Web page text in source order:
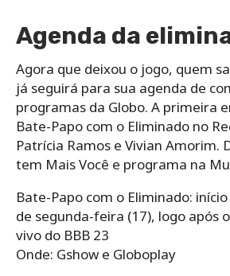
Agenda da
Agora que deixou o jogo, quem
já seguirá para sua agenda de
programas da Globo. A primeira
Bate-Papo com o Eliminado no
Patrícia Ramos e Vivian Amorim.
tem Mais Você e programa na
Bate-Papo com o Eliminado:
de segunda-feira (17), logo após
vivo do BBB 23
Onde: Gshow e Globoplay